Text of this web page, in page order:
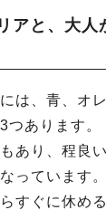
アと、大人
は、青、オ
つあります。
あり、程良
っています。
すぐに休め